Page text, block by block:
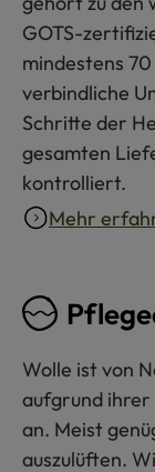
GOTS-
mindestens
verbindliche
Schritte der
gesamten
kontrolliert.
Mehr
Wolle ist von
aufgrund ihrer
an. Meist
auszulüften.